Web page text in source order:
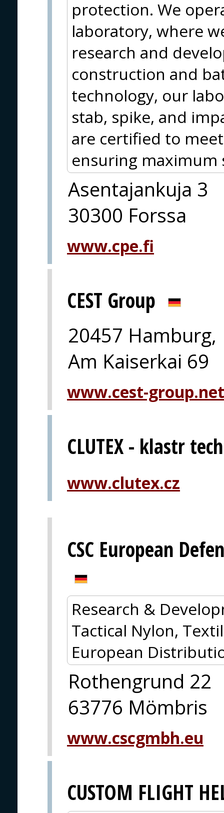
protection. We
laboratory, where
research and
construction and
technology, our
stab, spike, and
are certified to
ensuring maximum
Asentajankuja 3
30300 Forssa
www.cpe.fi
CEST Group
20457 Hamburg,
Am Kaiserkai 69
www.cest-group.net
CLUTEX - klastr
www.clutex.cz
CSC European
Research &
Tactical Nylon,
European
Rothengrund 22
63776 Mömbris
www.cscgmbh.eu
CUSTOM FLIGHT